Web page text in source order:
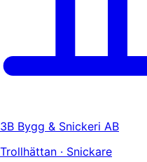
3B Bygg & Snickeri AB
Trollhättan · Snickare